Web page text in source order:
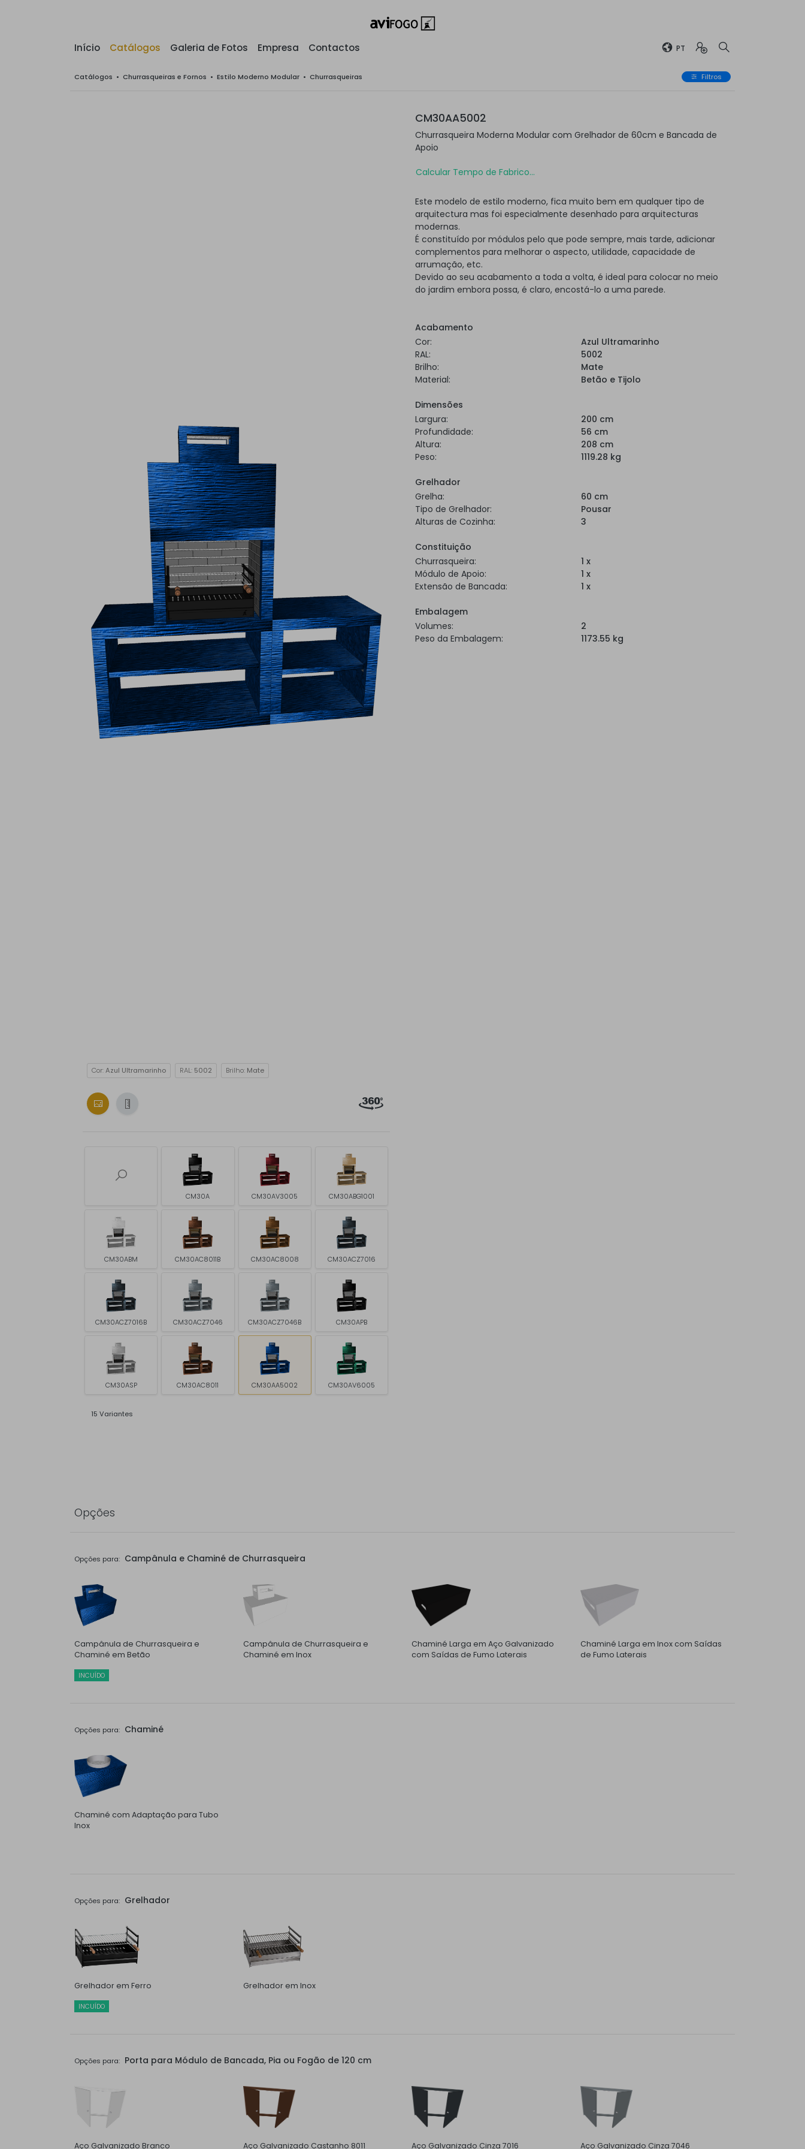
Início Catálogos Galeria de Fotos Empresa Contactos PT
Catálogos • Churrasqueiras e Fornos • Estilo Moderno Modular • Churrasqueiras Filtros
Cor:Azul Ultramarinho RAL: 5002 Brilho: Mate
CM30A CM30AV3005 CM30ABG1001
CM30ABM CM30AC8011B CM30AC8008 CM30ACZ7016
CM30ACZ7016B CM30ACZ7046 CM30ACZ7046B CM30APB
CM30ASP CM30AC8011 CM30AA5002 CM30AV6005
15 Variantes
CM30AA5002
Churrasqueira Moderna Modular com Grelhador de 60cm e Bancada de
Apoio
Calcular Tempo de Fabrico...
Este modelo de estilo moderno, fica muito bem em qualquer tipo de
arquitectura mas foi especialmente desenhado para arquitecturas
modernas.
É constituído por módulos pelo que pode sempre, mais tarde, adicionar
complementos para melhorar o aspecto, utilidade, capacidade de
arrumação, etc.
Devido ao seu acabamento a toda a volta, é ideal para colocar no meio
do jardim embora possa, é claro, encostá-lo a uma parede.
Acabamento
Cor:
Azul Ultramarinho
RAL:
5002
Brilho:
Mate
Material:
Betão e Tijolo
Dimensões
Largura:
200 cm
Profundidade:
56 cm
Altura:
208 cm
Peso:
1119.28 kg
Grelhador
Grelha:
60 cm
Tipo de Grelhador:
Pousar
Alturas de Cozinha:
3
Constituição
Churrasqueira:
1 x
Módulo de Apoio:
1 x
Extensão de Bancada:
1 x
Embalagem
Volumes:
2
Peso da Embalagem:
1173.55 kg
Opções
Opções para: Campânula e Chaminé de Churrasqueira
Campânula de Churrasqueira e
Chaminé em Betão
INCUÍDO
Campânula de Churrasqueira e
Chaminé em Inox
Chaminé Larga em Aço Galvanizado
com Saídas de Fumo Laterais
Chaminé Larga em Inox com Saídas
de Fumo Laterais
Opções para: Chaminé
Chaminé com Adaptação para Tubo
Inox
Opções para: Grelhador
Grelhador em Ferro
INCUÍDO
Grelhador em Inox
Opções para: Porta para Módulo de Bancada, Pia ou Fogão de 120 cm
Aço Galvanizado Branco Aço Galvanizado Castanho 8011 Aço Galvanizado Cinza 7016 Aço Galvanizado Cinza 7046